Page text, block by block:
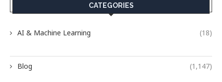
CATEGORIES
AI & Machine Learning (18)
Blog (1,147)